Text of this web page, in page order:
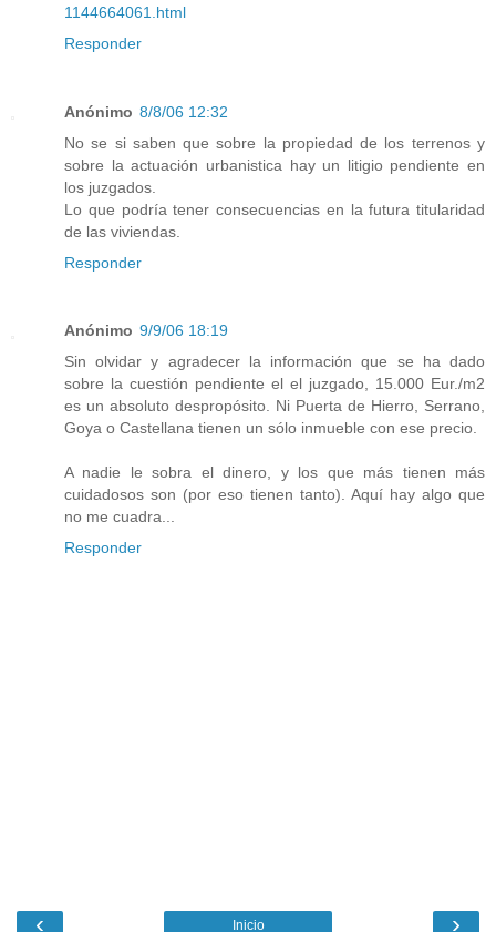
1144664061.html
Responder
Anónimo 8/8/06 12:32
No se si saben que sobre la propiedad de los terrenos y
sobre la actuación urbanistica hay un litigio pendiente en
los juzgados.
Lo que podría tener consecuencias en la futura titularidad
de las viviendas.
Responder
Anónimo 9/9/06 18:19
Sin olvidar y agradecer la información que se ha dado
sobre la cuestión pendiente el el juzgado, 15.000 Eur./m2
es un absoluto despropósito. Ni Puerta de Hierro, Serrano,
Goya o Castellana tienen un sólo inmueble con ese precio.
A nadie le sobra el dinero, y los que más tienen más
cuidadosos son (por eso tienen tanto). Aquí hay algo que
no me cuadra...
Responder
‹ ›
Inicio